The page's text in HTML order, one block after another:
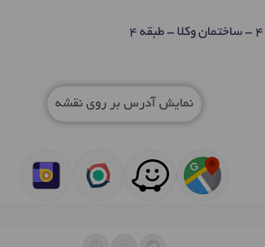
نمایش آدرس بر روی نقشه